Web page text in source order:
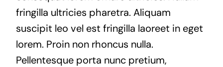
fringilla ultricies pharetra. Aliquam
suscipit leo vel est fringilla laoreet in eget
lorem. Proin non rhoncus nulla.
Pellentesque porta nunc pretium,